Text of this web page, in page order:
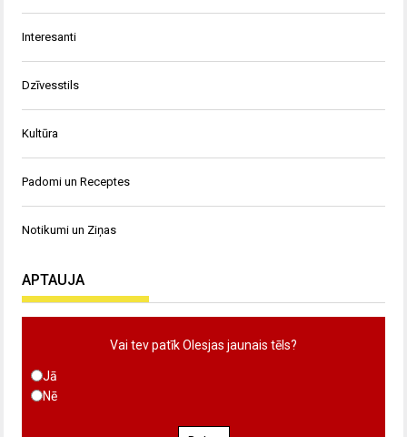
Interesanti
Dzīvesstils
Kultūra
Padomi un Receptes
Notikumi un Ziņas
APTAUJA
Vai tev patīk Olesjas jaunais tēls?
Jā
Nē